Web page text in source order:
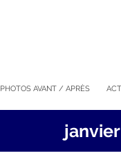
PHOTOS AVANT / APRÈS